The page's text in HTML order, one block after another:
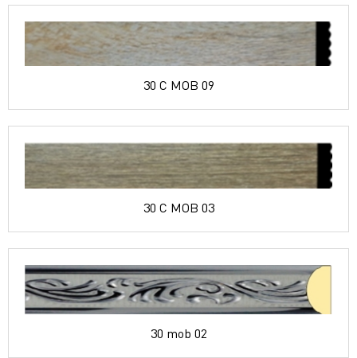
30 C MOB 09
30 C MOB 03
30 mob 02